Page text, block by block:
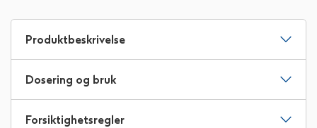
Produktbeskrivelse
Dosering og bruk
Forsiktighetsregler